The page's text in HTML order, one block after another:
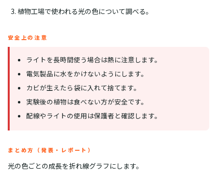
植物工場で使われる光の色について調べる。
安全上の注意
ライトを長時間使う場合は熱に注意します。
電気製品に水をかけないようにします。
カビが生えたら袋に入れて捨てます。
実験後の植物は食べない方が安全です。
配線やライトの使用は保護者と確認します。
まとめ方（発表・レポート）
光の色ごとの成長を折れ線グラフにします。